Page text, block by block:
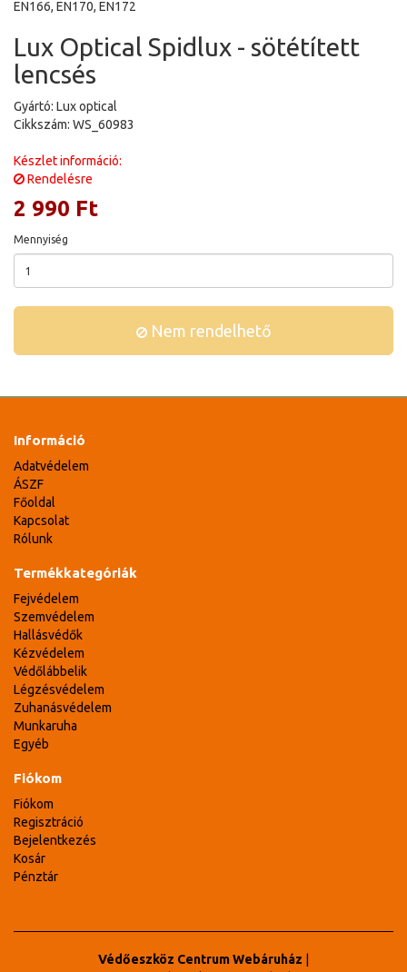
EN166, EN170, EN172
Lux Optical Spidlux - sötétített
lencsés
Gyártó: Lux optical
Cikkszám: WS_60983
Készlet információ:
Rendelésre
2 990 Ft
Mennyiség
Nem rendelhető
Információ
Adatvédelem
ÁSZF
Főoldal
Kapcsolat
Rólunk
Termékkategóriák
Fejvédelem
Szemvédelem
Hallásvédők
Kézvédelem
Védőlábbelik
Légzésvédelem
Zuhanásvédelem
Munkaruha
Egyéb
Fiókom
Fiókom
Regisztráció
Bejelentkezés
Kosár
Pénztár
Védőeszköz Centrum Webáruház